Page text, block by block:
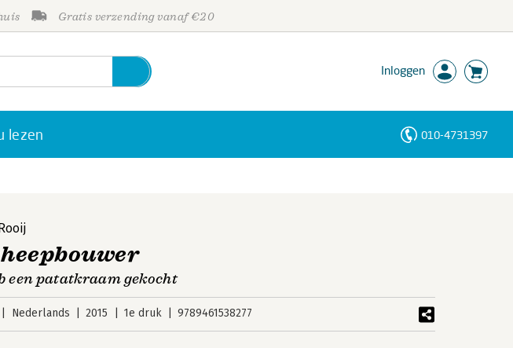
Gratis verzending vanaf €20
Inloggen
lezen 010-4731397
een patatkraam gekocht
Nederlands 2015 1e druk 9789461538277
Personen